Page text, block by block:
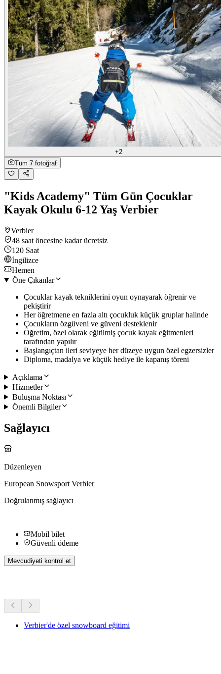
+2
Tüm 7 fotoğraf
"Kids Academy" Tüm Gün Çocuklar
Kayak Okulu 6-12 Yaş Verbier
Verbier
48 saat öncesine kadar ücretsiz
120 Saat
İngilizce
Hemen
Öne Çıkanlar
Çocuklar kayak tekniklerini oyun oynayarak öğrenir ve
pekiştirir
Her öğretmene en fazla altı çocukluk küçük gruplar halinde
Çocukların özgüveni ve güveni desteklenir
Öğretim, özel olarak eğitilmiş çocuk kayak eğitmenleri
tarafından yapılır
Başlangıçtan ileri seviyeye her düzeye uygun özel egzersizler
Diploma, madalya ve küçük hediye ile kapanış töreni
Açıklama
Hizmetler
Buluşma Noktası
Önemli Bilgiler
Sağlayıcı
Düzenleyen
European Snowsport Verbier
Doğrulanmış sağlayıcı
Mobil bilet
Güvenli ödeme
Mevcudiyeti kontrol et
Verbier'de özel snowboard eğitimi